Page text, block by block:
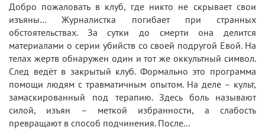
Добро пожаловать в клуб, где никто не скрывает свои
изъяны… Журналистка погибает при странных
обстоятельствах. За сутки до смерти она делится
материалами о серии убийств со своей подругой Евой. На
телах жертв обнаружен один и тот же оккультный символ.
След ведёт в закрытый клуб. Формально это программа
помощи людям с травматичным опытом. На деле – культ,
замаскированный под терапию. Здесь боль называют
силой, изъян – меткой избранности, а слабость
превращают в способ подчинения. После...